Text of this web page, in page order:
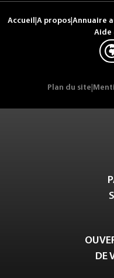
Accueil A propos Annuaire
Aide
Plan du site
DE